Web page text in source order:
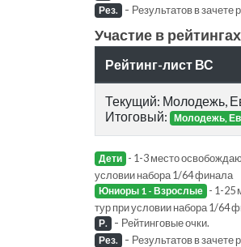
Рез. - Результатов в зачете
Участие в
Рейтинг-лист ВС
Текущий: Молодежь,
Итоговый: Молодежь,
Дети - 1-3 место
условии набора 1/64 финала
Юниоры 1 - Взрослые - 1-25
тур при условии набора 1/64
Р. - Рейтинговые очки.
Рез. - Результатов в зачете